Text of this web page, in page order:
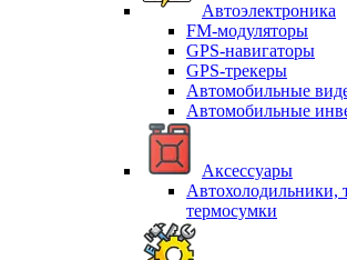
Автоэлектроника
FM-модуляторы
GPS-навигаторы
GPS-трекеры
Автомобильные
Автомобильные
Аксессуары
Автохолодильники,
термосумки